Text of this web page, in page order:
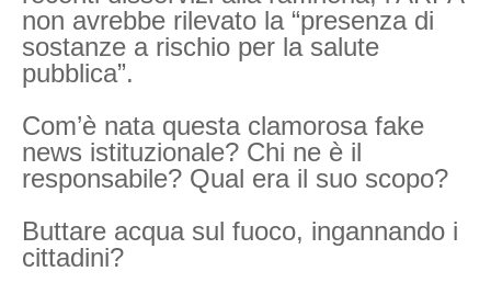
non avrebbe rilevato la “presenza di
sostanze a rischio per la salute
pubblica”.
Com’è nata questa clamorosa fake
news istituzionale? Chi ne è il
responsabile? Qual era il suo scopo?
Buttare acqua sul fuoco, ingannando i
cittadini?